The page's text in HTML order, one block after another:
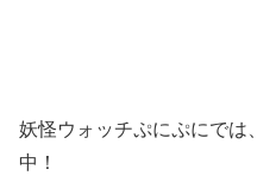
妖怪ウォッチぷにぷにでは
中！